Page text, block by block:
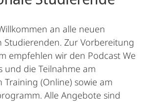
an alle neuen
Studierenden. Zur Vorbereitung
empfehlen wir den Podcast We
und die Teilnahme am
(Online) sowie am
Alle Angebote sind